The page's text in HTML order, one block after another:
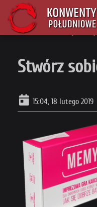
Główna
Stwórz
15:04, 18 lutego 2019